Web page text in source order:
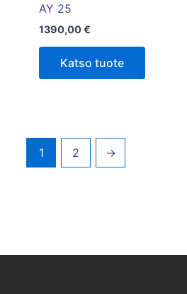
AY 25
1390,00€
Katso tuote
1 2 →